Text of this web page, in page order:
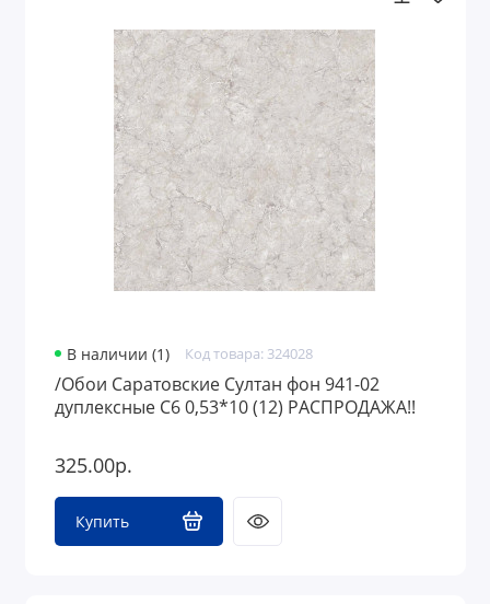
В наличии (1) Код товара: 324028
/Обои Саратовские Султан фон 941-02
дуплексные С6 0,53*10 (12) РАСПРОДАЖА!!
325.00р.
Купить